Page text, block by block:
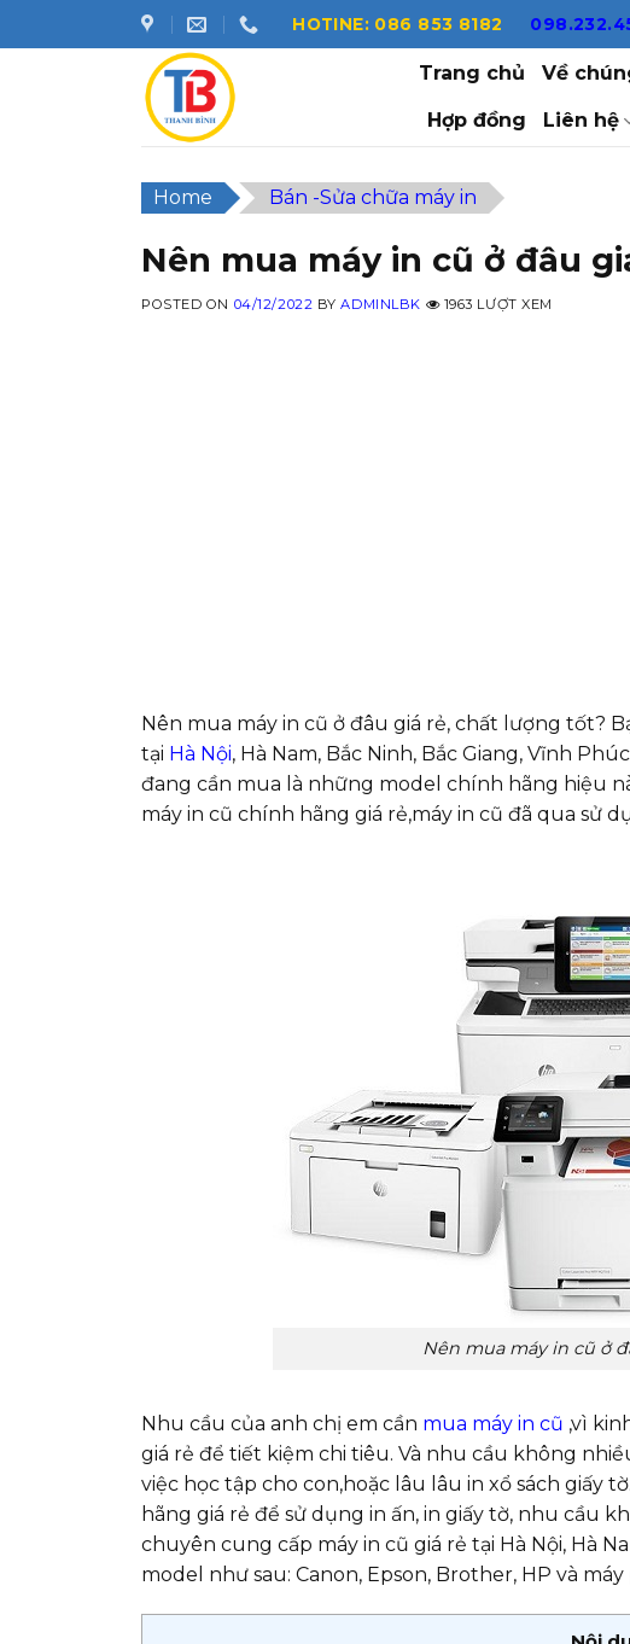
to
HOTINE: 086 853 8182
Trang chủ Về
Hợp đồng Liên hệ
Home Bán -Sửa chữa máy in
Nên mua máy in cũ ở đâu
POSTED ON 04/12/2022 BYADMINLBK 1963 LƯỢT XEM
Nên mua máy in cũ ở đâu giá rẻ, chất lượng tốt?
tại Hà Nội, Hà Nam, Bắc Ninh, Bắc Giang, Vĩnh
đang cần mua là những model chính hãng hiệu
máy in cũ chính hãng giá rẻ,máy in cũ đã qua sử
Nên mua máy in cũ ở
Nhu cầu của anh chị em cần mua máy in cũ ,vì
giá rẻ để tiết kiệm chi tiêu. Và nhu cầu không
việc học tập cho con,hoặc lâu lâu in xổ sách giấy
hãng giá rẻ để sử dụng in ấn, in giấy tờ, nhu cầu
chuyên cung cấp máy in cũ giá rẻ tại Hà Nội, Hà
model như sau: Canon, Epson, Brother, HP và